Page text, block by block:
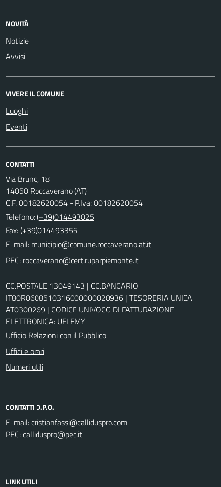
NOVITÀ
Notizie
Avvisi
VIVERE IL COMUNE
Luoghi
Eventi
CONTATTI
Via Bruno, 18
14050 Roccaverano (AT)
C.F. 00182620054 - P.Iva: 00182620054
Telefono:(+39)014493025
Fax: (+39)014493356
E-mail:
PEC:
CC.POSTALE 13049143 | CC.BANCARIO
IT80R0608510316000000020936 | TESORERIA UNICA
AT0300269 | CODICE UNIVOCO DI FATTURAZIONE
ELETTRONICA: UFLEMY
Ufficio Relazioni con il Pubblico
Uffici e orari
Numeri utili
CONTATTI D.P.O.
E-mail:
PEC:
LINK UTILI